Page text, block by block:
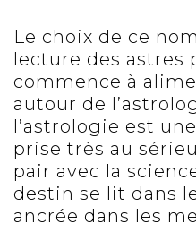
Le choix de ce
lecture des astres
commence à
autour de
l’astrologie est
prise très au
pair avec la
destin se lit dans
ancrée dans les